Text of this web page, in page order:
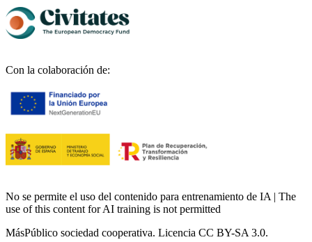
Con la colaboración de:
No se permite el uso del contenido para entrenamiento de IA | The
use of this content for AI training is not permitted
MásPúblico sociedad cooperativa. Licencia CC BY-SA 3.0.